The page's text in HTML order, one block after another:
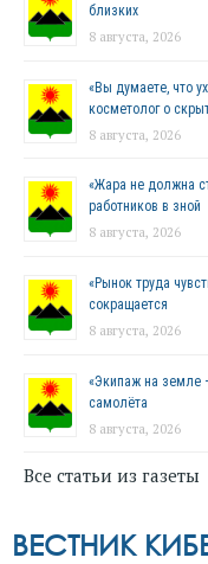
близких
8 августа, 2026
«Вы думаете, что
косметолог о
8 августа, 2026
«Жара не должна
работников в зной
8 августа, 2026
«Рынок труда
сокращается
8 августа, 2026
«Экипаж на земле
самолёта
8 августа, 2026
Все статьи из газеты
ВЕСТНИК